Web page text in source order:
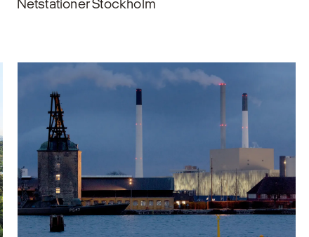
Netstationer Stockholm